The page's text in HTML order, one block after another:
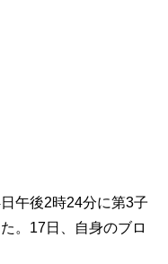
日午後2時24分に第3子
。17日、自身のブロ